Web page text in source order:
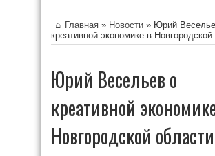
Главная » Новости » Юрий
креативной экономике в Новгородской
Юрий Весельев о
креативной
Новгородской области